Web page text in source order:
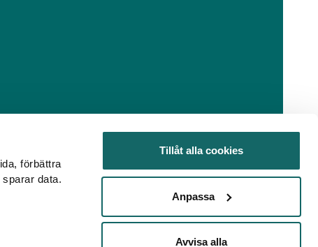
förbättra
data.
Tillåt alla cookies
Anpassa
Avvisa alla